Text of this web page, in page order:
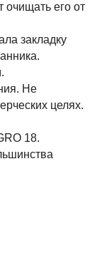
его от
закладку
Не
целях.
18.